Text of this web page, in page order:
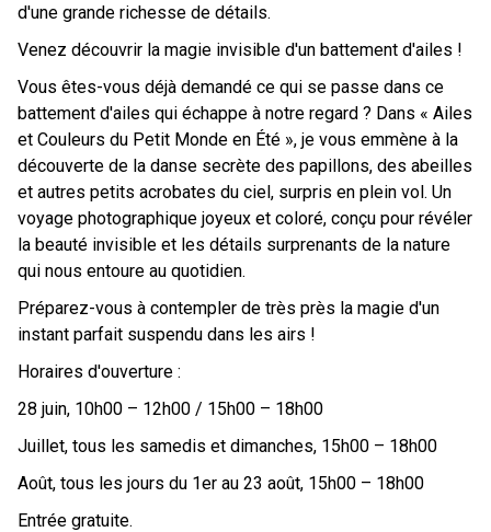
d'une grande richesse de détails.
Venez découvrir la magie invisible d'un battement d'ailes !
Vous êtes-vous déjà demandé ce qui se passe dans ce
battement d'ailes qui échappe à notre regard ? Dans « Ailes
et Couleurs du Petit Monde en Été », je vous emmène à la
découverte de la danse secrète des papillons, des abeilles
et autres petits acrobates du ciel, surpris en plein vol. Un
voyage photographique joyeux et coloré, conçu pour révéler
la beauté invisible et les détails surprenants de la nature
qui nous entoure au quotidien.
Préparez-vous à contempler de très près la magie d'un
instant parfait suspendu dans les airs !
Horaires d'ouverture :
28 juin, 10h00 – 12h00 / 15h00 – 18h00
Juillet, tous les samedis et dimanches, 15h00 – 18h00
Août, tous les jours du 1er au 23 août, 15h00 – 18h00
Entrée gratuite.